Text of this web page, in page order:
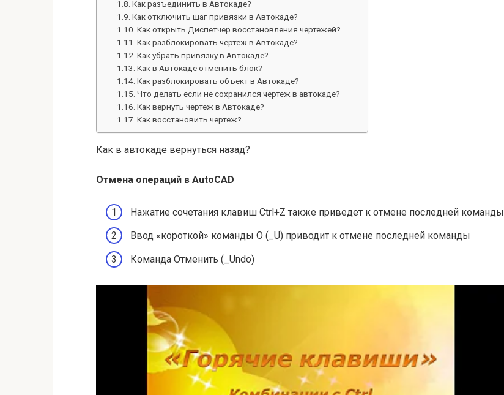
Как разъединить в Автокаде?
Как отключить шаг привязки в Автокаде?
Как открыть Диспетчер восстановления чертежей?
Как разблокировать чертеж в Автокаде?
Как убрать привязку в Автокаде?
Как в Автокаде отменить блок?
Как разблокировать объект в Автокаде?
Что делать если не сохранился чертеж в автокаде?
Как вернуть чертеж в Автокаде?
Как восстановить чертеж?
Как в автокаде вернуться назад?
Отмена операций в AutoCAD
Нажатие сочетания клавиш Ctrl+Z также приведет к отмене последней команды
Ввод «короткой» команды О (_U) приводит к отмене последней команды
Команда Отменить (_Undo)